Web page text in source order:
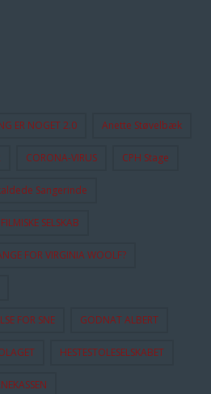
ER NOGET 2.0 Anette Støvelbæk
CORONA-VIRUS CPH Stage
Sangerinde
SELSKAB
FOR VIRGINIA WOOLF?
FOR SNE GODNAT ALBERT
HESTESTOLESELSKABET